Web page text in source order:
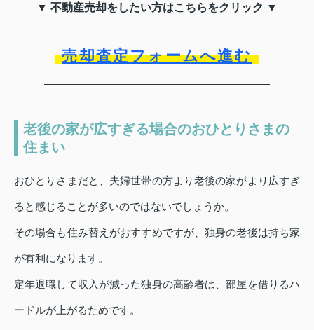
▼ 不動産売却をしたい方はこちらをクリック ▼
売却査定フォームへ進む
老後の家が広すぎる場合のおひとりさまの
住まい
おひとりさまだと、夫婦世帯の方より老後の家がより広すぎ
ると感じることが多いのではないでしょうか。
その場合も住み替えがおすすめですが、独身の老後は持ち家
が有利になります。
定年退職して収入が減った独身の高齢者は、部屋を借りるハ
ードルが上がるためです。